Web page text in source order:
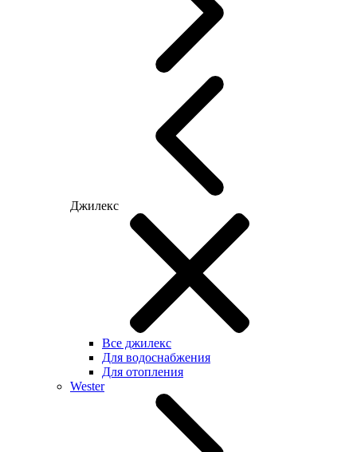
Джилекс
Все джилекс
Для водоснабжения
Для отопления
Wester